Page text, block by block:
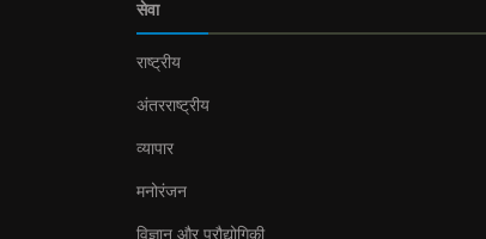
सेवा
राष्ट्रीय
अंतरराष्ट्रीय
व्यापार
मनोरंजन
विज्ञान और प्रौद्योगिकी